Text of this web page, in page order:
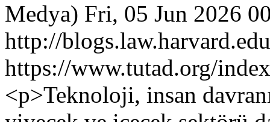
Medya) Fri, 05 Jun 2026
http://
https://www.tutad.org/
<p>Teknoloji, insan